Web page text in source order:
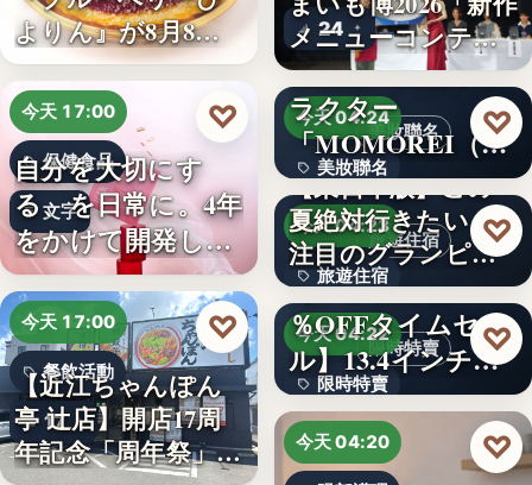
よりん』が8月8日
「ブル…
今天 17:00
保健食品
文字
自分を大切にす
る、を日常に。4年
をかけて開発した
女性のた…
♡
今天 17:00
餐飲活動
17
【近江ちゃんぽん
亭 辻店】開店17周
年記念「周年祭」開
♡
24
メニューコンテス
ト…
美妝聯名
今天 04:24
美妝聯名
文字
韓国発の人気キャ
ラクター
「MOMOREI（モ
モレイ）」が…
♡
旅遊住宿
今天 04:23
旅遊住宿
10
【東日本版】この
夏絶対行きたい！
注目のグランピン
グ施設…
♡
限時特賣
今天 04:22
限時特賣
文字
【アマゾン30
％OFFタイムセー
ル】13.4インチ大
画面…
♡
今天 04:20 ♡